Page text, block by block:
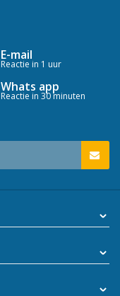
E-mail
Reactie in 1 uur
Whats app
Reactie in 30 minuten